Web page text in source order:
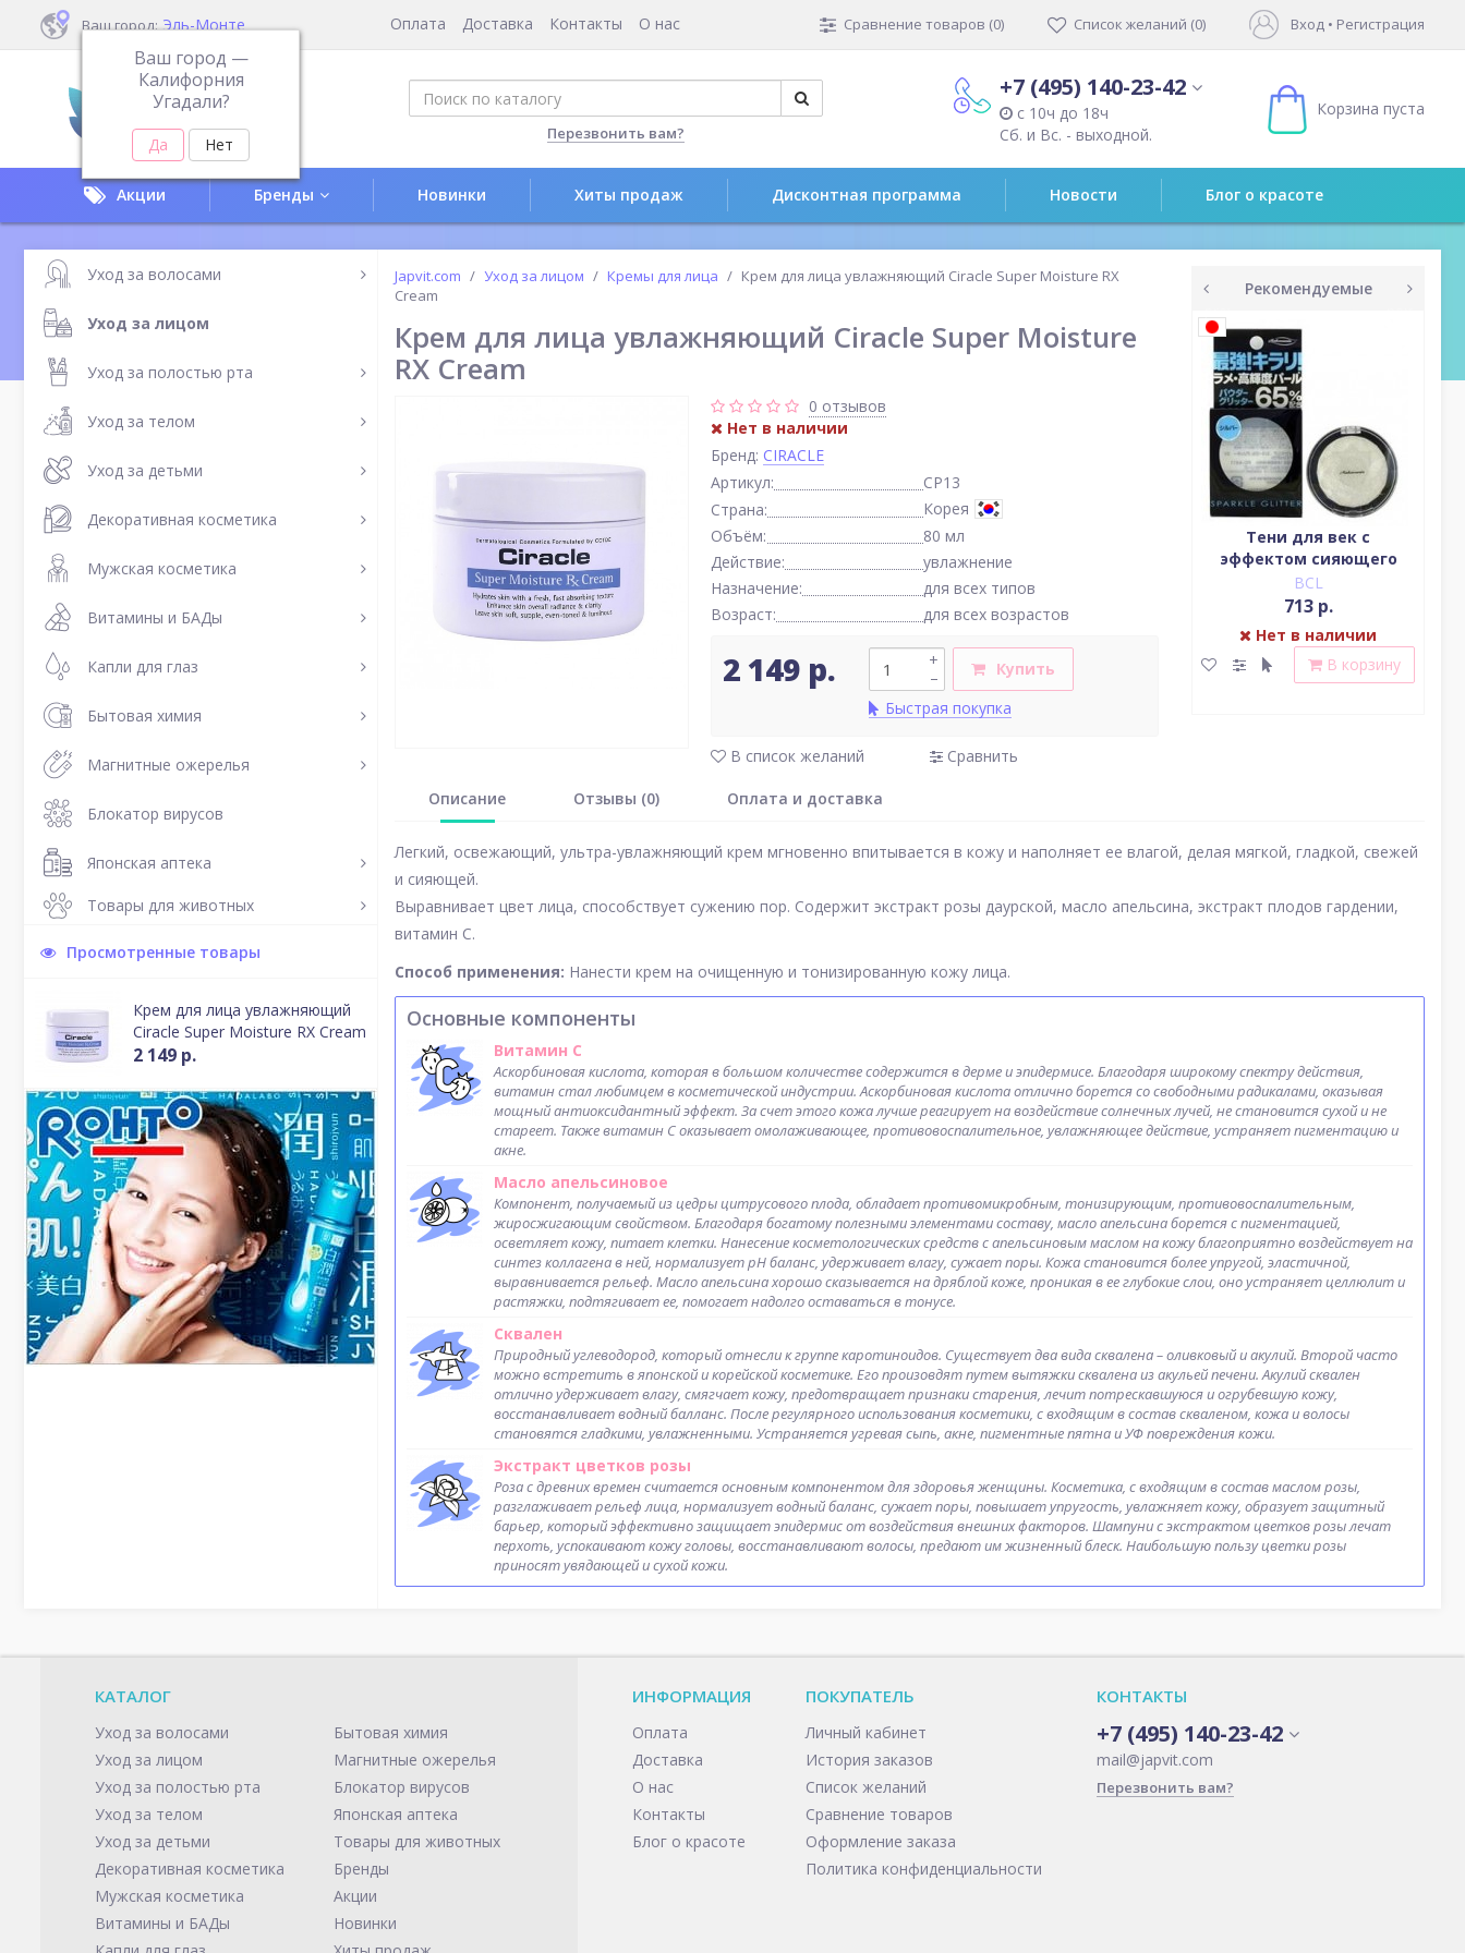
Ваш город: Эль-Монте
Ваш город —
Калифорния
Угадали?
Оплата Доставка Контакты О нас Сравнение товаров (0) Список желаний (0) Вход • Регистрация
Перезвонить вам?
+7 (495) 140-23-42
с 10ч до 18ч
Сб. и Вс. - выходной.
Корзина пуста
Акции Бренды Новинки Хиты продаж Дисконтная программа Новости Блог о красоте
Уход за волосами
Уход за лицом
Уход за полостью рта
Уход за телом
Уход за детьми
Декоративная косметика
Мужская косметика
Витамины и БАДы
Капли для глаз
Бытовая химия
Магнитные ожерелья
Блокатор вирусов
Японская аптека
Товары для животных
Просмотренные товары
Крем для лица увлажняющий
Ciracle Super Moisture RX Cream
2 149 р.
Japvit.com Уход за лицом Кремы для лица
Крем для лица увлажняющий Ciracle Super Moisture RX
Cream
Крем для лица увлажняющий Ciracle Super Moisture
RX Cream
0 отзывов
Нет в наличии
Бренд: CIRACLE
Артикул:
СР13
Страна:
Корея
Объём:
80 мл
Действие:
увлажнение
Назначение:
для всех типов
Возраст:
для всех возрастов
2 149 р. –
+
Купить
Быстрая покупка
В список желаний Сравнить
Рекомендуемые
подводка (цвет
насыщенный черный)
2 379 р.
Тени для век c
эффектом сияющего
блеска (серебро)
BCL
713 р.
Нет в наличии
В корзину
Описание Отзывы (0) Оплата и доставка
Легкий, освежающий, ультра-увлажняющий крем мгновенно впитывается в кожу и наполняет ее влагой, делая мягкой, гладкой, свежей
и сияющей.
Выравнивает цвет лица, способствует сужению пор. Содержит экстракт розы даурской, масло апельсина, экстракт плодов гардении,
витамин С.
Способ применения: Нанести крем на очищенную и тонизированную кожу лица.
Основные компоненты
Витамин С
Аскорбиновая кислота, которая в большом количестве содержится в дерме и эпидермисе. Благодаря широкому спектру действия,
витамин стал любимцем в косметической индустрии. Аскорбиновая кислота отлично борется со свободными радикалами, оказывая
мощный антиоксидантный эффект. За счет этого кожа лучше реагирует на воздействие солнечных лучей, не становится сухой и не
стареет. Также витамин С оказывает омолаживающее, противовоспалительное, увлажняющее действие, устраняет пигментацию и
акне.
Масло апельсиновое
Компонент, получаемый из цедры цитрусового плода, обладает противомикробным, тонизирующим, противовоспалительным,
жиросжигающим свойством. Благодаря богатому полезными элементами составу, масло апельсина борется с пигментацией,
осветляет кожу, питает клетки. Нанесение косметологических средств с апельсиновым маслом на кожу благоприятно воздействует на
синтез коллагена в ней, нормализует рН баланс, удерживает влагу, сужает поры. Кожа становится более упругой, эластичной,
выравнивается рельеф. Масло апельсина хорошо сказывается на дряблой коже, проникая в ее глубокие слои, оно устраняет целлюлит и
растяжки, подтягивает ее, помогает надолго оставаться в тонусе.
Сквален
Природный углеводород, который отнесли к группе каротиноидов. Существует два вида сквалена – оливковый и акулий. Второй часто
можно встретить в японской и корейской косметике. Его произовдят путем вытяжки сквалена из акульей печени. Акулий сквален
отлично удерживает влагу, смягчает кожу, предотвращает признаки старения, лечит потрескавшуюся и огрубевшую кожу,
восстанавливает водный балланс. После регулярного использования косметики, с входящим в состав скваленом, кожа и волосы
становятся гладкими, увлажненными. Устраняется угревая сыпь, акне, пигментные пятна и УФ повреждения кожи.
Экстракт цветков розы
Роза с древних времен считается основным компонентом для здоровья женщины. Косметика, с входящим в состав маслом розы,
разглаживает рельеф лица, нормализует водный баланс, сужает поры, повышает упругость, увлажняет кожу, образует защитный
барьер, который эффективно защищает эпидермис от воздействия внешних факторов. Шампуни с экстрактом цветков розы лечат
перхоть, успокаивают кожу головы, восстанавливают волосы, предают им жизненный блеск. Наибольшую пользу цветки розы
приносят увядающей и сухой кожи.
КАТАЛОГ
Уход за волосами
Уход за лицом
Уход за полостью рта
Уход за телом
Уход за детьми
Декоративная косметика
Мужская косметика
Витамины и БАДы
Бытовая химия
Магнитные ожерелья
Блокатор вирусов
Японская аптека
Товары для животных
Бренды
Акции
Новинки
ИНФОРМАЦИЯ
Оплата
Доставка
О нас
Контакты
Блог о красоте
ПОКУПАТЕЛЬ
Личный кабинет
История заказов
Список желаний
Сравнение товаров
Оформление заказа
Политика конфиденциальности
КОНТАКТЫ
+7 (495) 140-23-42
mail@japvit.com
Перезвонить вам?